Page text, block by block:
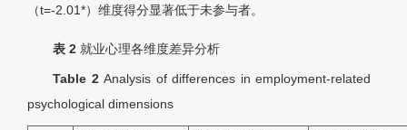
（t=-2.01*）维度得分显著低于未参与者。
表 2 就业心理各维度差异分析
Table 2 Analysis of differences in employment-related
psychological dimensions